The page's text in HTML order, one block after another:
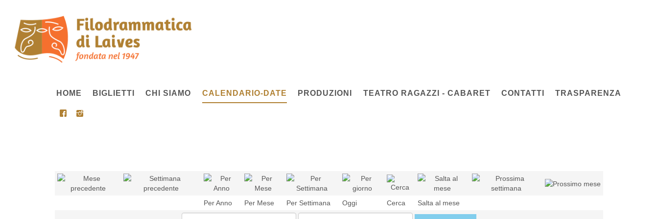
HOME BIGLIETTI CHI SIAMO CALENDARIO-DATE PRODUZIONI TEATRO RAGAZZI - CABARET CONTATTI TRASPARENZA
Per Anno Per Mese Per Settimana Oggi Cerca Salta al mese